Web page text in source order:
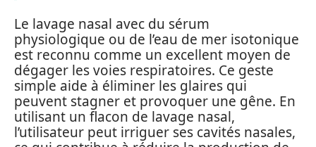
Le lavage nasal avec du sérum
physiologique ou de l’eau de mer isotonique
est reconnu comme un excellent moyen de
dégager les voies respiratoires. Ce geste
simple aide à éliminer les glaires qui
peuvent stagner et provoquer une gêne. En
utilisant un flacon de lavage nasal,
l’utilisateur peut irriguer ses cavités nasales,